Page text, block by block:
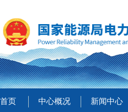
首页 中心概况 新闻中心